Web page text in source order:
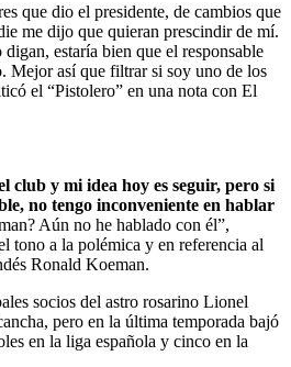
que dio el presidente, de cambios que
me dijo que quieran prescindir de mí.
estaría bien que el responsable
Mejor así que filtrar si soy uno de los
el “Pistolero” en una nota con El
club y mi idea hoy es seguir, pero si
no tengo inconveniente en hablar
Aún no he hablado con él”,
tono a la polémica y en referencia al
Ronald Koeman.
socios del astro rosarino Lionel
pero en la última temporada bajó
en la liga española y cinco en la